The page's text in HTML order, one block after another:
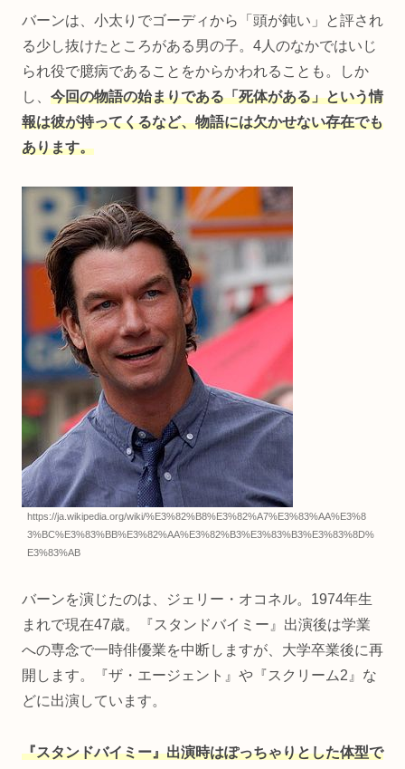
バーンは、小太りでゴーディから「頭が鈍い」と評され
る少し抜けたところがある男の子。4人のなかではいじ
られ役で臆病であることをからかわれることも。しか
し、 今回の物語の始まりである「死体がある」という情
報は彼が持ってくるなど、物語には欠かせない存在でも
あります。
https://ja.wikipedia.org/wiki/%E3%82%B8%E3%82%A7%E3%83%AA%E3%8
3%BC%E3%83%BB%E3%82%AA%E3%82%B3%E3%83%B3%E3%83%8D%
E3%83%AB
バーンを演じたのは、ジェリー・オコネル。1974年生
まれで現在47歳。『スタンドバイミー』出演後は学業
への専念で一時俳優業を中断しますが、大学卒業後に再
開します。『ザ・エージェント』や『スクリーム2』な
どに出演しています。
『スタンドバイミー』出演時はぽっちゃりとした体型で